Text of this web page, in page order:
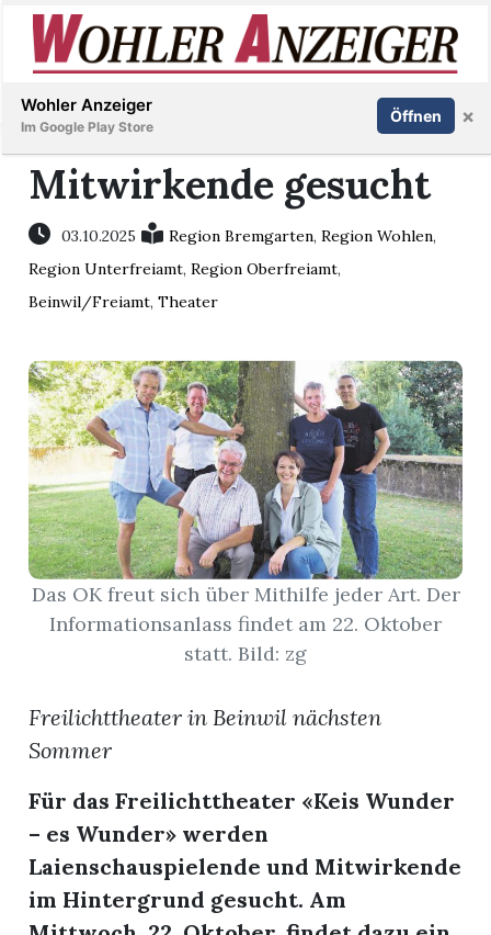
Immobilien
Veranstaltungen
E-
Paper
Newsletter
App
Inserieren Abonnieren Anmelden
Mitwirkende gesucht
03.10.2025 Region Bremgarten,Region Wohlen,
Region Unterfreiamt,Region Oberfreiamt,
Beinwil/Freiamt,Theater
Das OK freut sich über Mithilfe jeder Art. Der
Informationsanlass findet am 22. Oktober
statt. Bild: zg
Freilichttheater in Beinwil nächsten
Sommer
Für das Freilichttheater «Keis Wunder
– es Wunder» werden
Laienschauspielende und Mitwirkende
im Hintergrund gesucht. Am
Wohler Anzeiger
Im Google Play Store
Öffnen ×